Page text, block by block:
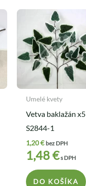
Umelé kvety
Vetva baklažán x5
S2844-1
1,20€ bez DPH
1,48€s DPH
DO KOŠÍKA